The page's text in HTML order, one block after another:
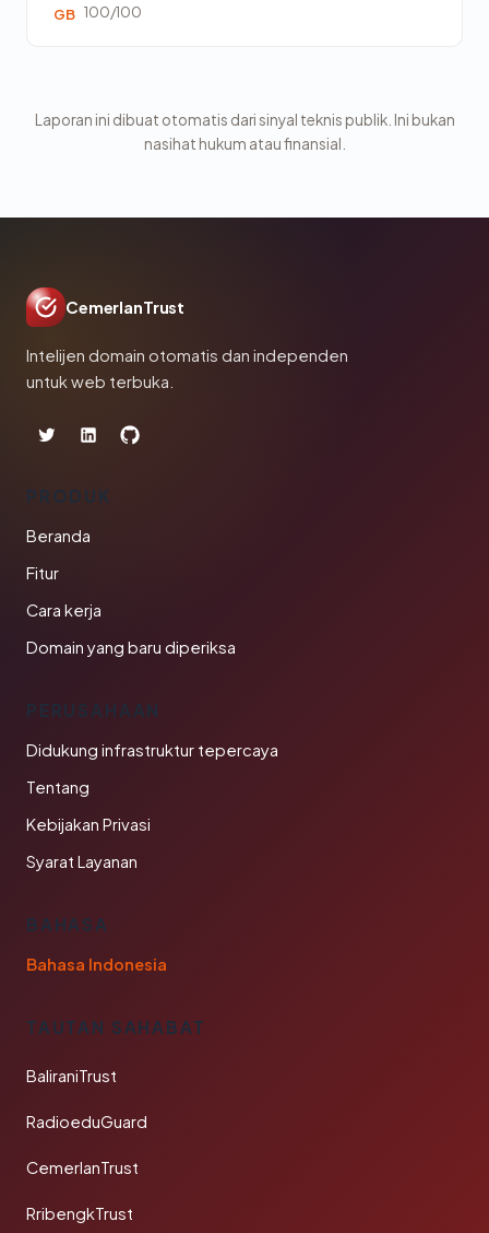
GB 100/100
Laporan ini dibuat otomatis dari sinyal teknis publik. Ini bukan
nasihat hukum atau finansial.
CemerlanTrust
Intelijen domain otomatis dan independen
untuk web terbuka.
PRODUK
Beranda
Fitur
Cara kerja
Domain yang baru diperiksa
PERUSAHAAN
Didukung infrastruktur tepercaya
Tentang
Kebijakan Privasi
Syarat Layanan
BAHASA
Bahasa Indonesia
TAUTAN SAHABAT
BaliraniTrust
RadioeduGuard
CemerlanTrust
RribengkTrust